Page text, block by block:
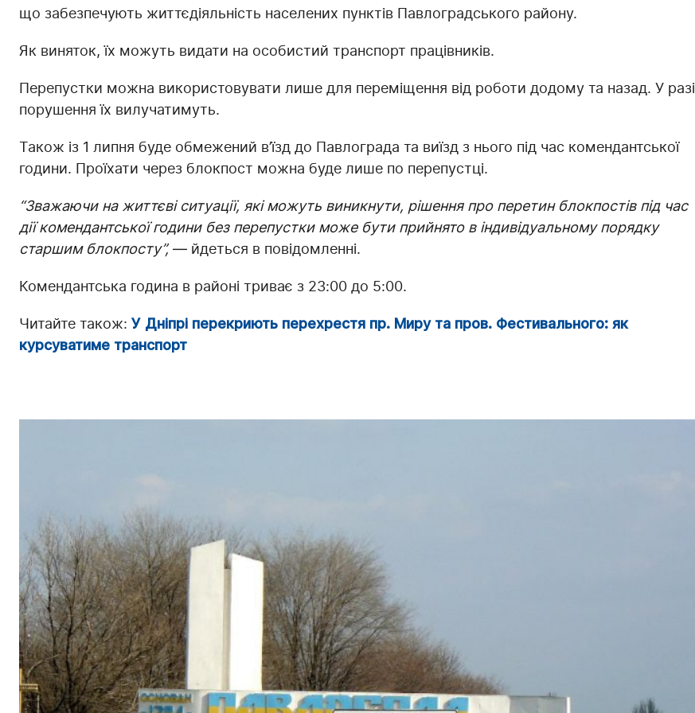
що забезпечують життєдіяльність населених пунктів Павлоградського району.
Як виняток, їх можуть видати на особистий транспорт працівників.
Перепустки можна використовувати лише для переміщення від роботи додому та назад. У разі
порушення їх вилучатимуть.
Також із 1 липня буде обмежений в’їзд до Павлограда та виїзд з нього під час комендантської
години. Проїхати через блокпост можна буде лише по перепустці.
“Зважаючи на життєві ситуації, які можуть виникнути, рішення про перетин блокпостів під час
дії комендантської години без перепустки може бути прийнято в індивідуальному порядку
старшим блокпосту”,— йдеться в повідомленні.
Комендантська година в районі триває з 23:00 до 5:00.
Читайте також: У Дніпрі перекриють перехрестя пр. Миру та пров. Фестивального: як
курсуватиме транспорт